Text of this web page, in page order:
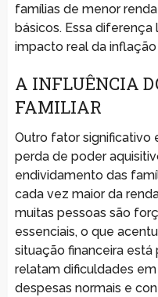
famílias de menor
básicos. Essa
impacto real da inflação
A INFLUÊNCIA
FAMILIAR
Outro fator significativo
perda de poder
endividamento das
cada vez maior da
muitas pessoas são
essenciais, o que
situação financeira está
relatam dificuldades
despesas normais e